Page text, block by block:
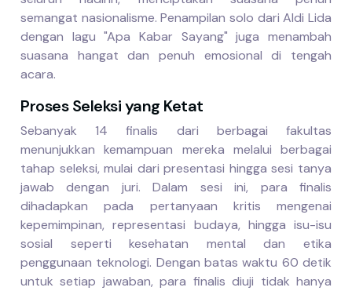
semangat nasionalisme. Penampilan solo dari Aldi Lida
dengan lagu"Apa Kabar Sayang"juga menambah
suasana hangat dan penuh emosional di tengah
acara.
Proses Seleksi yang Ketat
Sebanyak 14 finalis dari berbagai fakultas
menunjukkan kemampuan mereka melalui berbagai
tahap seleksi, mulai dari presentasi hingga sesi tanya
jawab dengan juri. Dalam sesi ini, para finalis
dihadapkan pada pertanyaan kritis mengenai
kepemimpinan, representasi budaya, hingga isu-isu
sosial seperti kesehatan mental dan etika
penggunaan teknologi. Dengan batas waktu 60 detik
untuk setiap jawaban, para finalis diuji tidak hanya